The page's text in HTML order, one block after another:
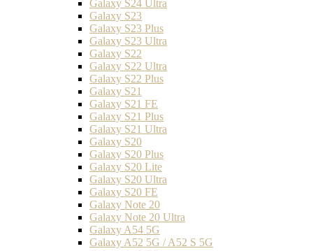
Galaxy S24 Ultra
Galaxy S23
Galaxy S23 Plus
Galaxy S23 Ultra
Galaxy S22
Galaxy S22 Ultra
Galaxy S22 Plus
Galaxy S21
Galaxy S21 FE
Galaxy S21 Plus
Galaxy S21 Ultra
Galaxy S20
Galaxy S20 Plus
Galaxy S20 Lite
Galaxy S20 Ultra
Galaxy S20 FE
Galaxy Note 20
Galaxy Note 20 Ultra
Galaxy A54 5G
Galaxy A52 5G / A52 S 5G